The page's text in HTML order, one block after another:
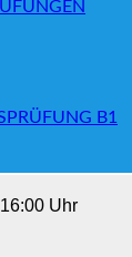
B1
Uhr